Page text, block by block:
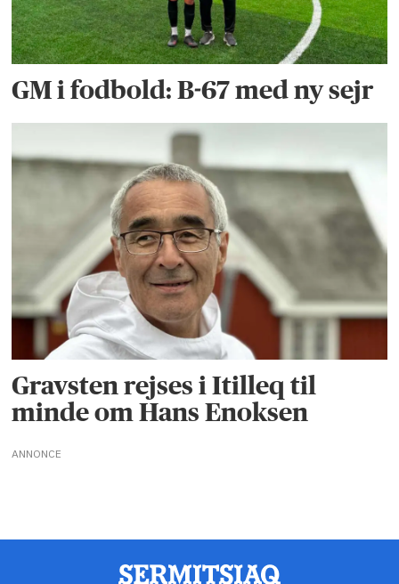
GM i fodbold: B-67 med ny sejr
Gravsten rejses i Itilleq til
minde om Hans Enoksen
ANNONCE